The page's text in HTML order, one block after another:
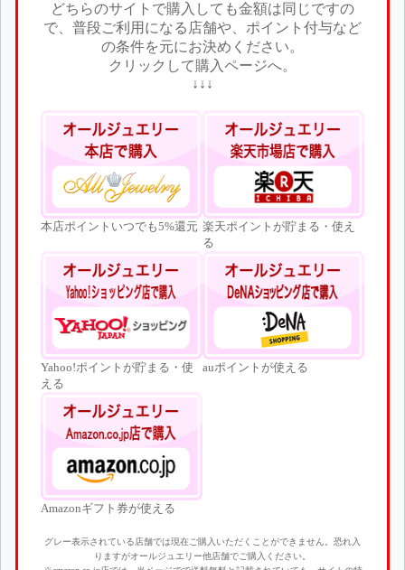
どちらのサイトで購入しても金額は同じですの
で、普段ご利用になる店舗や、ポイント付与など
の条件を元にお決めください。
クリックして購入ページへ。
↓↓↓
本店ポイントいつでも5%還元 楽天ポイントが貯まる・使え
る
Yahoo!ポイントが貯まる・使
える
auポイントが使える
Amazonギフト券が使える
グレー表示されている店舗では現在ご購入いただくことができません。恐れ入
りますがオールジュエリー他店舗でご購入ください。